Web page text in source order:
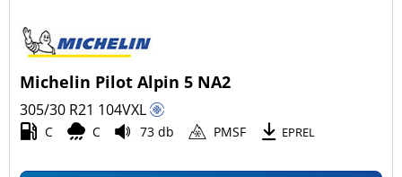
Michelin Pilot Alpin 5 NA2
305/30 R21 104VXL
C C 73 db PMSF EPREL